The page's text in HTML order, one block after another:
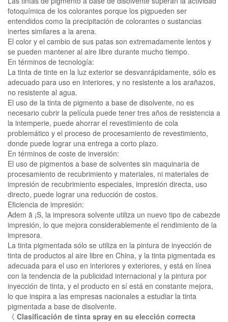
fotoquímica de los colorantes porque los pigpueden ser
entendidos como la precipitación de colorantes o sustancias
inertes similares a la arena.
El color y el cambio de sus patas son extremadamente lentos y
se pueden mantener al aire libre durante mucho tiempo.
En términos de tecnología:
La tinta de tinte en la luz exterior se desvanrápidamente, sólo es
adecuado para uso en interiores, y no resistente a los arañazos,
no resistente al agua.
El uso de la tinta de pigmento a base de disolvente, no es
necesario cubrir la película puede tener tres años de resistencia a
la intemperie, puede ahorrar el revestimiento de cola
problemático y el proceso de procesamiento de revestimiento,
donde puede lograr una entrega a corto plazo.
En términos de coste de inversión:
El uso de pigmentos a base de solventes sin maquinaria de
procesamiento de recubrimiento y materiales, ni materiales de
impresión de recubrimiento especiales, impresión directa, uso
directo, puede lograr una reducción de costos.
Eficiencia de impresión:
Adem ã ¡S, la impresora solvente utiliza un nuevo tipo de cabezde
impresión, lo que mejora considerablemente el rendimiento de la
impresora.
La tinta pigmentada sólo se utiliza en la pintura de inyección de
tinta de productos al aire libre en China, y la tinta pigmentada es
adecuada para el uso en interiores y exteriores, y está en línea
con la tendencia de la publicidad internacional y la pintura por
inyección de tinta, y el producto en sí está en constante mejora,
lo que inspira a las empresas nacionales a estudiar la tinta
pigmentada a base de disolvente.
《 Clasificación de tinta spray en su elección correcta